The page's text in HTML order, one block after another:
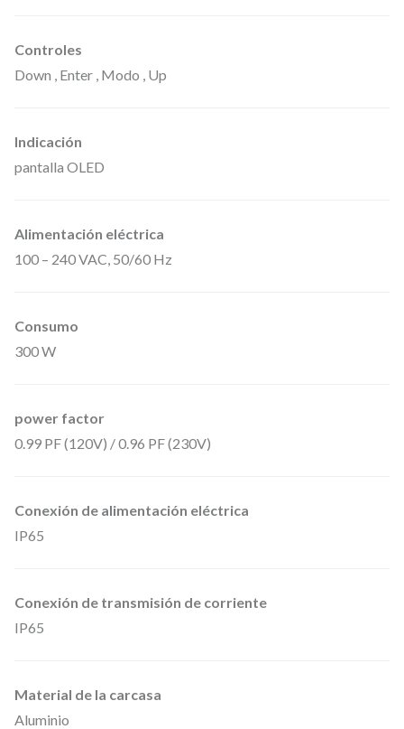
Controles
Down , Enter , Modo , Up
Indicación
pantalla OLED
Alimentación eléctrica
100 – 240 VAC, 50/60 Hz
Consumo
300 W
power factor
0.99 PF (120V) / 0.96 PF (230V)
Conexión de alimentación eléctrica
IP65
Conexión de transmisión de corriente
IP65
Material de la carcasa
Aluminio